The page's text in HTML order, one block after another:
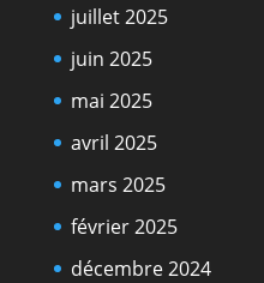
juillet 2025
juin 2025
mai 2025
avril 2025
mars 2025
février 2025
décembre 2024